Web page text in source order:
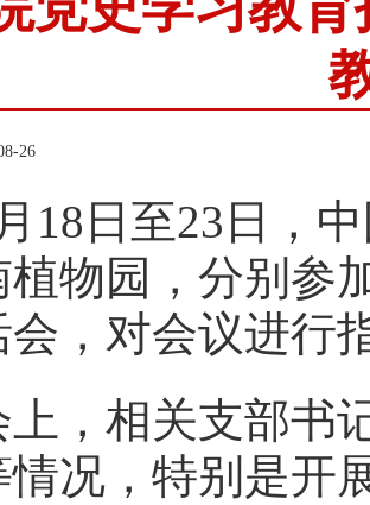
26
月 18日至23 日，
植物园，分别参
会，对会议进行
上，相关支部书
情况，特别是开